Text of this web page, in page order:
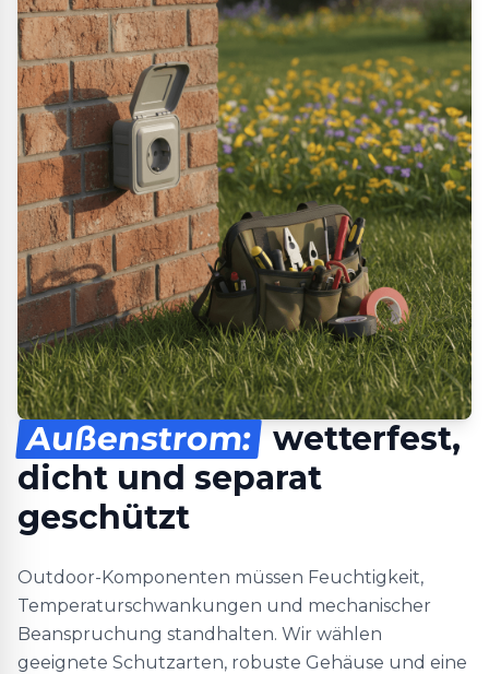
Außenstrom: wetterfest,
dicht und separat
geschützt
Outdoor-Komponenten müssen Feuchtigkeit,
Temperaturschwankungen und mechanischer
Beanspruchung standhalten. Wir wählen
geeignete Schutzarten, robuste Gehäuse und eine